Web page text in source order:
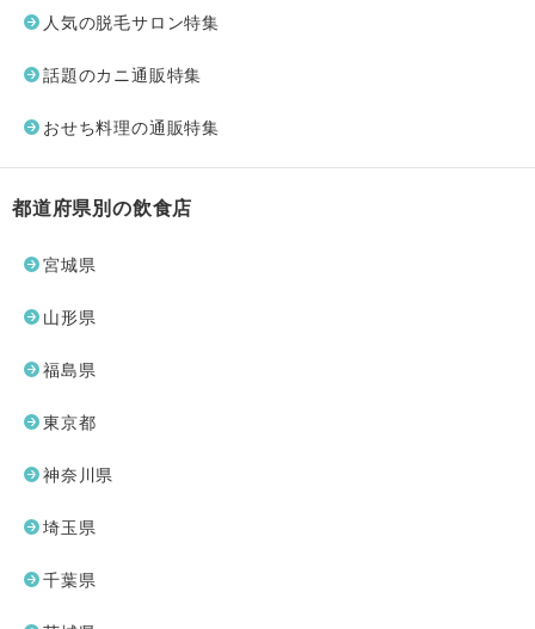
人気の脱毛サロン特集
話題のカニ通販特集
おせち料理の通販特集
都道府県別の飲食店
宮城県
山形県
福島県
東京都
神奈川県
埼玉県
千葉県